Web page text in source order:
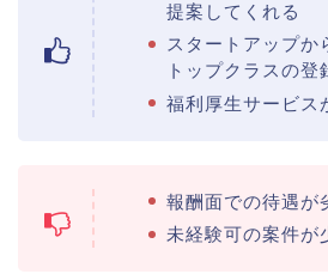
提案してくれる
スタートアップか
トップクラスの登
福利厚生サービス
報酬面での待遇が
未経験可の案件が